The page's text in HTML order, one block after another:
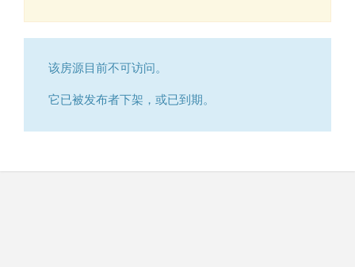
该房源目前不可访问。
它已被发布者下架，或已到期。